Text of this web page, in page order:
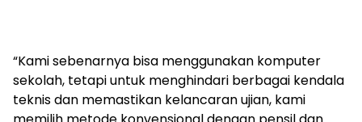
“Kami sebenarnya bisa menggunakan komputer
sekolah, tetapi untuk menghindari berbagai kendala
teknis dan memastikan kelancaran ujian, kami